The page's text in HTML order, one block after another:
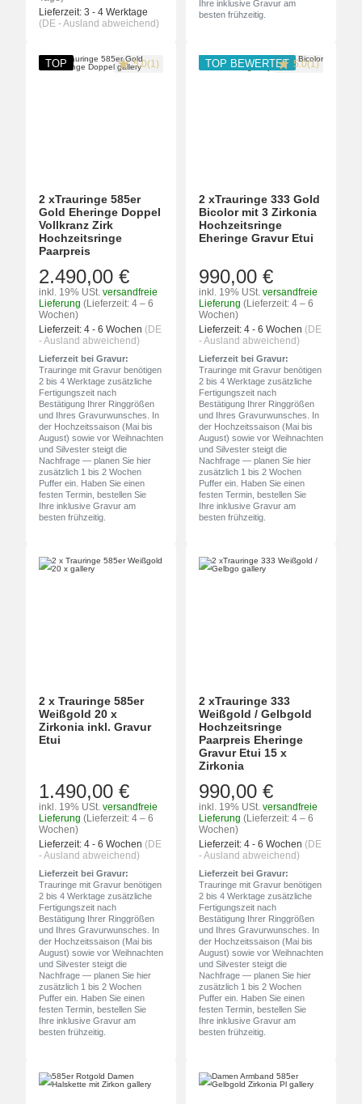
Lieferzeit: 3 - 4 Werktage
(DE - Ausland abweichend)
Ihre inklusive Gravur am
besten frühzeitig.
TOP 5.0(1)
2 xTrauringe 585er
Gold Eheringe Doppel
Vollkranz Zirk
Hochzeitsringe
Paarpreis
2.490,00 €
inkl. 19% USt. versandfreie
Lieferung (Lieferzeit: 4 – 6
Wochen)
Lieferzeit: 4 - 6 Wochen (DE
- Ausland abweichend)
Lieferzeit bei Gravur:
Trauringe mit Gravur benötigen
2 bis 4 Werktage zusätzliche
Fertigungszeit nach
Bestätigung Ihrer Ringgrößen
und Ihres Gravurwunsches. In
der Hochzeitssaison (Mai bis
August) sowie vor Weihnachten
und Silvester steigt die
Nachfrage — planen Sie hier
zusätzlich 1 bis 2 Wochen
Puffer ein. Haben Sie einen
festen Termin, bestellen Sie
Ihre inklusive Gravur am
besten frühzeitig.
TOP BEWERTET 5.0(1)
2 xTrauringe 333 Gold
Bicolor mit 3 Zirkonia
Hochzeitsringe
Eheringe Gravur Etui
990,00 €
inkl. 19% USt. versandfreie
Lieferung (Lieferzeit: 4 – 6
Wochen)
Lieferzeit: 4 - 6 Wochen (DE
- Ausland abweichend)
Lieferzeit bei Gravur:
Trauringe mit Gravur benötigen
2 bis 4 Werktage zusätzliche
Fertigungszeit nach
Bestätigung Ihrer Ringgrößen
und Ihres Gravurwunsches. In
der Hochzeitssaison (Mai bis
August) sowie vor Weihnachten
und Silvester steigt die
Nachfrage — planen Sie hier
zusätzlich 1 bis 2 Wochen
Puffer ein. Haben Sie einen
festen Termin, bestellen Sie
Ihre inklusive Gravur am
besten frühzeitig.
2 x Trauringe 585er
Weißgold 20 x
Zirkonia inkl. Gravur
Etui
1.490,00 €
inkl. 19% USt. versandfreie
Lieferung (Lieferzeit: 4 – 6
Wochen)
Lieferzeit: 4 - 6 Wochen (DE
- Ausland abweichend)
Lieferzeit bei Gravur:
Trauringe mit Gravur benötigen
2 bis 4 Werktage zusätzliche
Fertigungszeit nach
Bestätigung Ihrer Ringgrößen
und Ihres Gravurwunsches. In
der Hochzeitssaison (Mai bis
August) sowie vor Weihnachten
und Silvester steigt die
Nachfrage — planen Sie hier
zusätzlich 1 bis 2 Wochen
Puffer ein. Haben Sie einen
festen Termin, bestellen Sie
Ihre inklusive Gravur am
besten frühzeitig.
2 xTrauringe 333
Weißgold / Gelbgold
Hochzeitsringe
Paarpreis Eheringe
Gravur Etui 15 x
Zirkonia
990,00 €
inkl. 19% USt. versandfreie
Lieferung (Lieferzeit: 4 – 6
Wochen)
Lieferzeit: 4 - 6 Wochen (DE
- Ausland abweichend)
Lieferzeit bei Gravur:
Trauringe mit Gravur benötigen
2 bis 4 Werktage zusätzliche
Fertigungszeit nach
Bestätigung Ihrer Ringgrößen
und Ihres Gravurwunsches. In
der Hochzeitssaison (Mai bis
August) sowie vor Weihnachten
und Silvester steigt die
Nachfrage — planen Sie hier
zusätzlich 1 bis 2 Wochen
Puffer ein. Haben Sie einen
festen Termin, bestellen Sie
Ihre inklusive Gravur am
besten frühzeitig.